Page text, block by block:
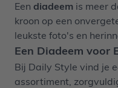
Een diadeem is meer
kroon op een
leukste foto's en
Een Diadeem voor
Bij Daily Style vind je
assortiment,